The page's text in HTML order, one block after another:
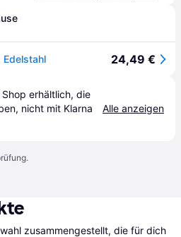
Edelstahl 24,49 €
Shop erhältlich, die
nicht mit Klarna
Alle anzeigen
zusammengestellt, die für dich